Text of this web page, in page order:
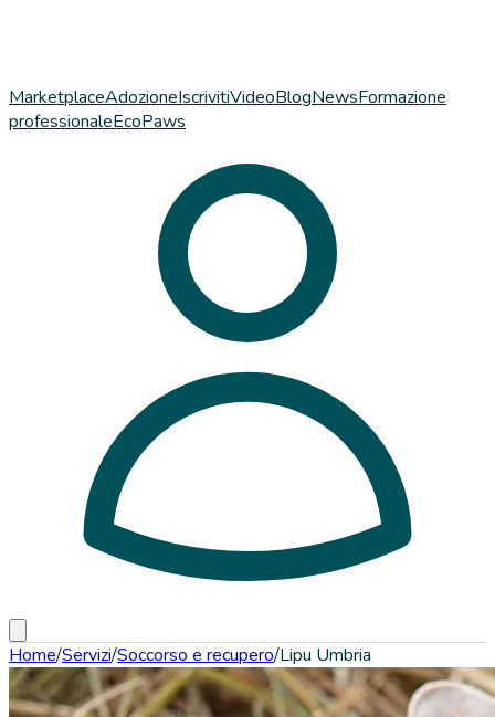
MarketplaceAdozioneIscrivitiVideoBlogNewsFormazione
professionaleEcoPaws
Home/Servizi/Soccorso e recupero/Lipu Umbria